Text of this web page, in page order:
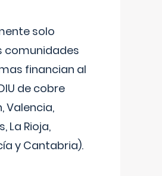
solo
comunidades
financian al
de cobre
Valencia,
La Rioja,
y Cantabria).